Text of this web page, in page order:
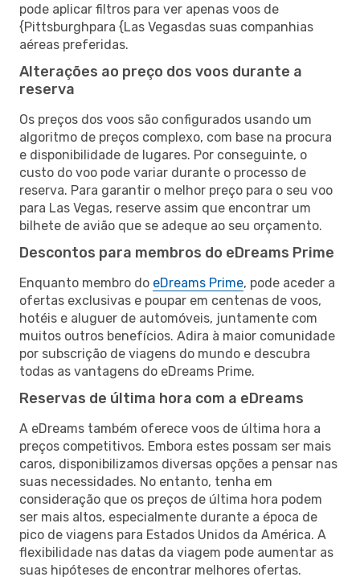
pode aplicar filtros para ver apenas voos de
{Pittsburghpara {Las Vegasdas suas companhias
aéreas preferidas.
Alterações ao preço dos voos durante a
reserva
Os preços dos voos são configurados usando um
algoritmo de preços complexo, com base na procura
e disponibilidade de lugares. Por conseguinte, o
custo do voo pode variar durante o processo de
reserva. Para garantir o melhor preço para o seu voo
para Las Vegas, reserve assim que encontrar um
bilhete de avião que se adeque ao seu orçamento.
Descontos para membros do eDreams Prime
Enquanto membro do eDreams Prime, pode aceder a
ofertas exclusivas e poupar em centenas de voos,
hotéis e aluguer de automóveis, juntamente com
muitos outros benefícios. Adira à maior comunidade
por subscrição de viagens do mundo e descubra
todas as vantagens do eDreams Prime.
Reservas de última hora com a eDreams
A eDreams também oferece voos de última hora a
preços competitivos. Embora estes possam ser mais
caros, disponibilizamos diversas opções a pensar nas
suas necessidades. No entanto, tenha em
consideração que os preços de última hora podem
ser mais altos, especialmente durante a época de
pico de viagens para Estados Unidos da América. A
flexibilidade nas datas da viagem pode aumentar as
suas hipóteses de encontrar melhores ofertas.